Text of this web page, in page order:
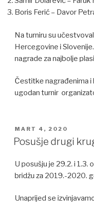
Boris Ferić – Davor
Na turniru su
Hercegovine i
nagrade za najbolje
Čestitke nagrađenima i
ugodan turnir
POSTED
ON
MART 4, 2020
Posušje drugi
U posušju je 29.2. i 1.3.
bridžu za 2019.-2020.
Unaprijed se